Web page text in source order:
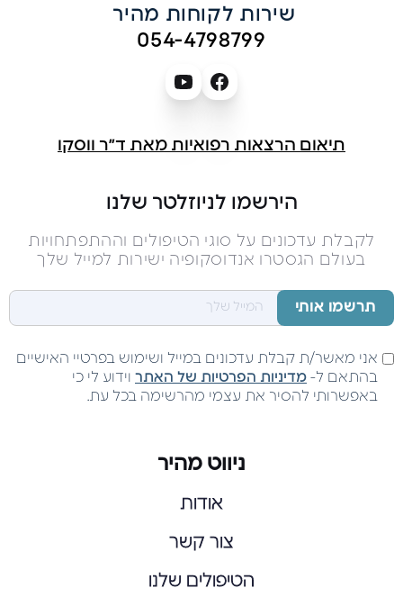
שירות לקוחות מהיר
054-4798799
תיאום הרצאות רפואיות מאת ד״ר ווסקו
הירשמו לניוזלטר שלנו
לקבלת עדכונים על סוגי הטיפולים וההתפתחויות
בעולם הגסטרו אנדוסקופיה ישירות למייל שלך
אני מאשר/ת קבלת עדכונים במייל ושימוש בפרטיי האישיים
בהתאם ל- מדיניות הפרטיות של האתר וידוע לי כי
באפשרותי להסיר את עצמי מהרשימה בכל עת.
ניווט מהיר
אודות
צור קשר
הטיפולים שלנו